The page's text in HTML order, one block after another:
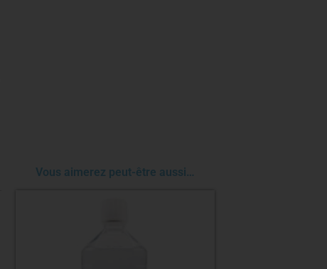
Vous aimerez peut-être aussi…